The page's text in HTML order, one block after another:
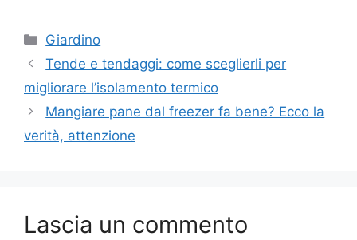
Categorie
Giardino
Tende e tendaggi: come sceglierli per
migliorare l’isolamento termico
Mangiare pane dal freezer fa bene? Ecco la
verità, attenzione
Lascia un commento